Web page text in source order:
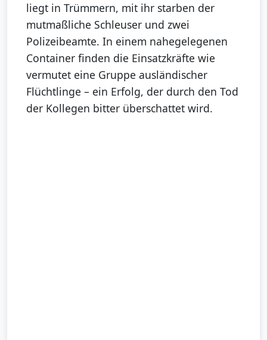
liegt in Trümmern, mit ihr starben der
mutmaßliche Schleuser und zwei
Polizeibeamte. In einem nahegelegenen
Container finden die Einsatzkräfte wie
vermutet eine Gruppe ausländischer
Flüchtlinge – ein Erfolg, der durch den Tod
der Kollegen bitter überschattet wird.